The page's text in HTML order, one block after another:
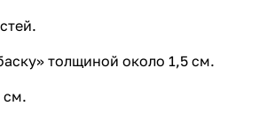
толщиной около 1,5 см.
см.